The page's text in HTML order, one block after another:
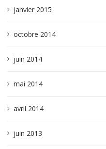
janvier 2015
octobre 2014
juin 2014
mai 2014
avril 2014
juin 2013